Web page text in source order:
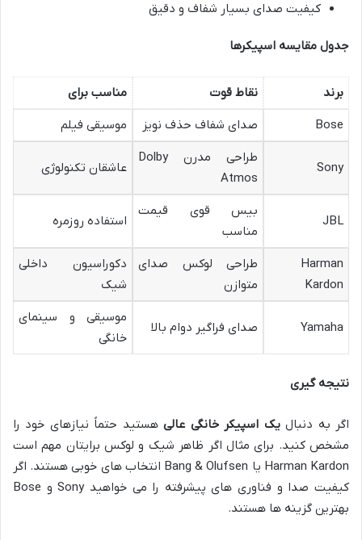
کیفیت صدای بسیار شفاف و دقیق
جدول مقایسه اسپیکرها
برند نقاط قوت
مناسب برای
Bose
صدای شفاف حذف نویز موسیقی فیلم
Sony
طراحی مدرن Dolby
Atmos
عاشقان تکنولوژی
JBL
بیس قوی قیمت
مناسب
استفاده روزمره
Harman
Kardon
طراحی لوکس صدای
متوازن
دکوراسیون داخلی
شیک
Yamaha صدای فراگیر دوام بالا
موسیقی و سینمای
خانگی
نتیجه گیری
اگر به دنبالیک اسپیکر خانگی عالیهستید حتماً نیازهای خود را
مشخص کنید. برای مثال اگر ظاهر شیک و لوکس برایتان مهم است
Harman Kardon یا Bang & Olufsen انتخاب های خوبی هستند. اگر
کیفیت صدا و فناوری های پیشرفته را می خواهید Sony و Bose
بهترین گزینه ها هستند.